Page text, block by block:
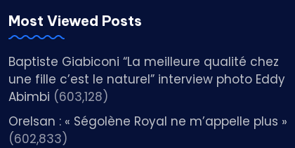
Most Viewed Posts
Baptiste Giabiconi “La meilleure qualité chez
une fille c’est le naturel” interview photo Eddy
Abimbi (603,128)
Orelsan : « Ségolène Royal ne m’appelle plus »
(602,833)